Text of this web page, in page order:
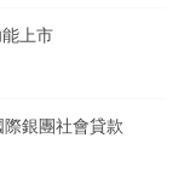
上市
銀團社會貸款